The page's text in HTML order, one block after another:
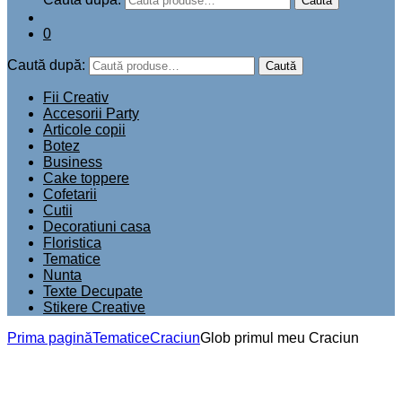
0
Caută după: Caută
Fii Creativ
Accesorii Party
Articole copii
Botez
Business
Cake toppere
Cofetarii
Cutii
Decoratiuni casa
Floristica
Tematice
Nunta
Texte Decupate
Stikere Creative
Prima paginăTematiceCraciunGlob primul meu Craciun